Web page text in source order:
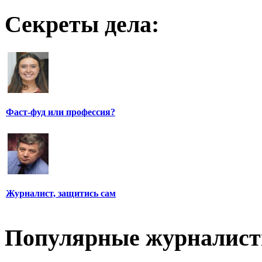
Секреты дела:
Фаст-фуд или профессия?
Журналист, защитись сам
Популярные